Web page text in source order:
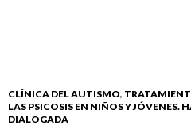
CLÍNICA DEL AUTISMO,
LAS PSICOSIS EN NIÑOS Y JÓVENES.
DIALOGADA